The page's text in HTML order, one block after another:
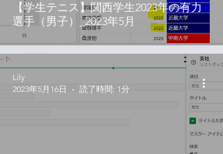
【学生テニス】関西学生2023年の有力
選手（男子）_2023年5月
Lily
2023年5月16日
読了時間: 1分